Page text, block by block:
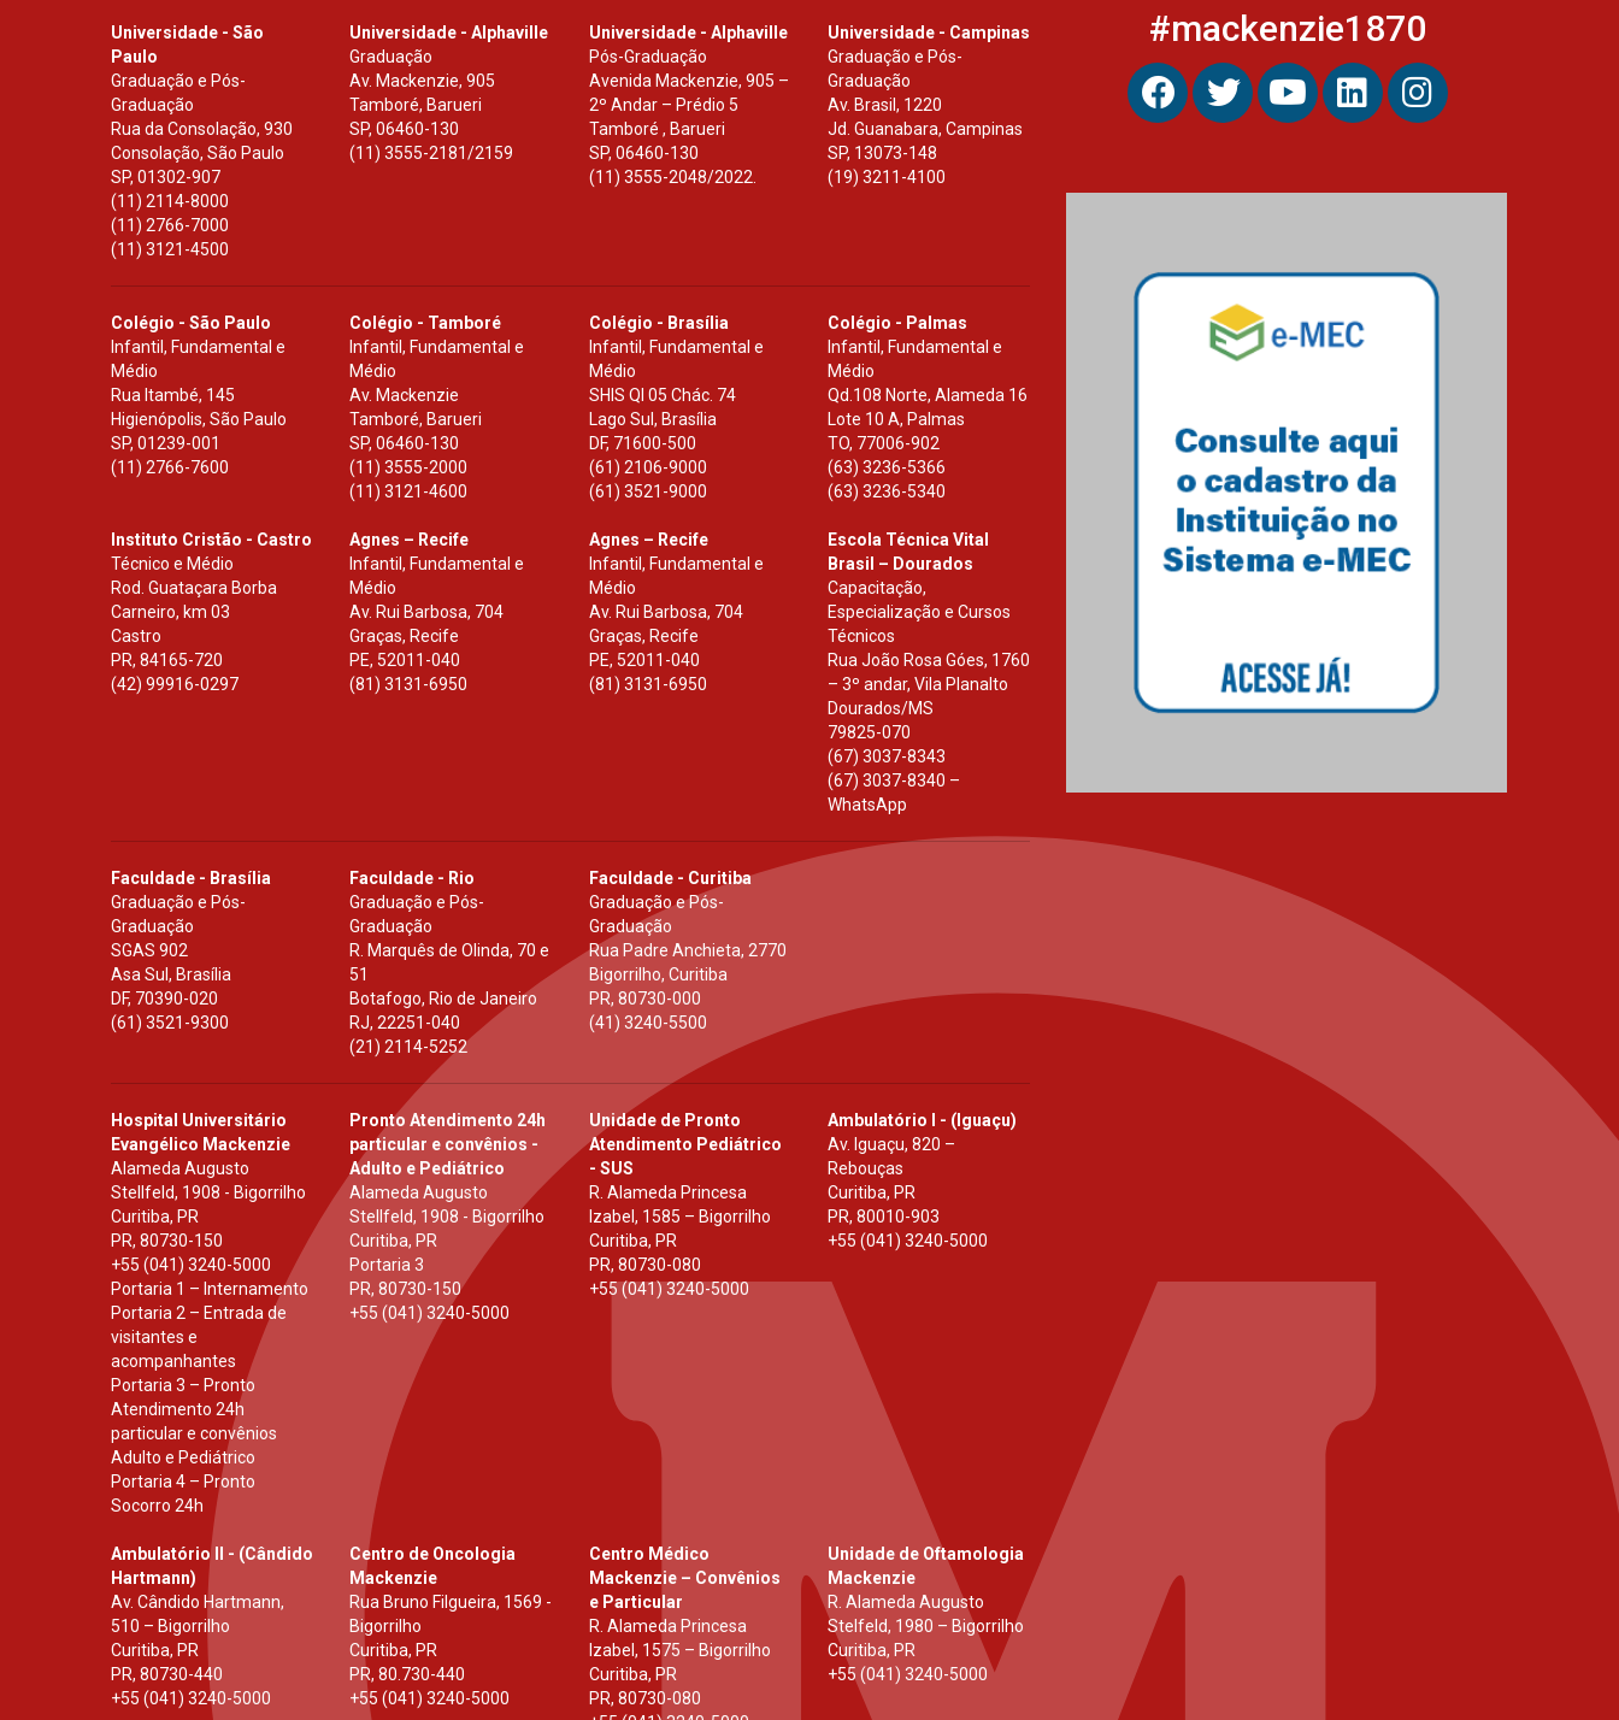
Universidade - São
Paulo
Graduação e Pós-
Graduação
Rua da Consolação, 930
Consolação, São Paulo
SP, 01302-907
(11) 2114-8000
(11) 2766-7000
(11) 3121-4500
Universidade - Alphaville
Graduação
Av. Mackenzie, 905
Tamboré, Barueri
SP,06460-130
(11) 3555-2181/2159
Universidade - Alphaville
Pós-Graduação
Avenida Mackenzie, 905 –
2º Andar – Prédio 5
Tamboré , Barueri
SP, 06460-130
(11) 3555-2048/2022.
Universidade - Campinas
Graduação e Pós-
Graduação
Av. Brasil, 1220
Jd. Guanabara, Campinas
SP, 13073-148
(19) 3211-4100
Colégio - São Paulo
Infantil, Fundamental e
Médio
Rua Itambé, 145
Higienópolis, São Paulo
SP, 01239-001
(11) 2766-7600
Colégio - Tamboré
Infantil, Fundamental e
Médio
Av. Mackenzie
Tamboré, Barueri
SP,06460-130
(11) 3555-2000
(11) 3121-4600
Colégio - Brasília
Infantil, Fundamental e
Médio
SHIS Ql 05 Chác. 74
Lago Sul, Brasília
DF, 71600-500
(61) 2106-9000
(61) 3521-9000
Colégio - Palmas
Infantil, Fundamental e
Médio
Qd.108 Norte, Alameda 16
Lote 10 A, Palmas
TO, 77006-902
(63) 3236-5366
(63) 3236-5340
Instituto Cristão - Castro
Técnico e Médio
Rod. Guataçara Borba
Carneiro, km 03
Castro
PR, 84165-720
(42) 99916-0297
Agnes – Recife
Infantil, Fundamental e
Médio
Av. Rui Barbosa, 704
Graças, Recife
PE, 52011-040
(81) 3131-6950
Agnes – Recife
Infantil, Fundamental e
Médio
Av. Rui Barbosa, 704
Graças, Recife
PE, 52011-040
(81) 3131-6950
Escola Técnica Vital
Brasil – Dourados
Capacitação,
Especialização e Cursos
Técnicos
Rua João Rosa Góes, 1760
– 3º andar, Vila Planalto
Dourados/MS
79825-070
(67) 3037-8343
(67) 3037-8340 –
WhatsApp
Faculdade - Brasília
Graduação e Pós-
Graduação
SGAS 902
Asa Sul, Brasília
DF, 70390-020
(61) 3521-9300
Faculdade - Rio
Graduação e Pós-
Graduação
R. Marquês de Olinda, 70 e
51
Botafogo, Rio de Janeiro
RJ,22251-040
(21) 2114-5252
Faculdade - Curitiba
Graduação e Pós-
Graduação
Rua Padre Anchieta, 2770
Bigorrilho, Curitiba
PR, 80730-000
(41) 3240-5500
Hospital Universitário
Evangélico Mackenzie
Alameda Augusto
Stellfeld, 1908 - Bigorrilho
Curitiba, PR
PR, 80730-150
+55 (041) 3240-5000
Portaria 1 – Internamento
Portaria 2 – Entrada de
visitantes e
acompanhantes
Portaria 3 – Pronto
Atendimento 24h
particular e convênios
Adulto e Pediátrico
Portaria 4 – Pronto
Socorro 24h
Pronto Atendimento 24h
particular e convênios -
Adulto e Pediátrico
Alameda Augusto
Stellfeld, 1908 - Bigorrilho
Curitiba, PR
Portaria 3
PR,80730-150
+55 (041) 3240-5000
Unidade de Pronto
Atendimento Pediátrico
- SUS
R. Alameda Princesa
Izabel, 1585 – Bigorrilho
Curitiba, PR
PR, 80730-080
+55 (041) 3240-5000
Ambulatório I - (Iguaçu)
Av. Iguaçu, 820 –
Rebouças
Curitiba, PR
PR, 80010-903
+55 (041) 3240-5000
Ambulatório II - (Cândido
Hartmann)
Av. Cândido Hartmann,
510 – Bigorrilho
Curitiba, PR
PR, 80730-440
+55 (041) 3240-5000
Centro de Oncologia
Mackenzie
Rua Bruno Filgueira, 1569 -
Bigorrilho
Curitiba, PR
PR,80.730-440
+55 (041) 3240-5000
Centro Médico
Mackenzie – Convênios
e Particular
R. Alameda Princesa
Izabel, 1575 – Bigorrilho
Curitiba, PR
PR, 80730-080
Unidade de Oftamologia
Mackenzie
R. Alameda Augusto
Stelfeld, 1980 – Bigorrilho
Curitiba, PR
+55 (041) 3240-5000
#mackenzie1870